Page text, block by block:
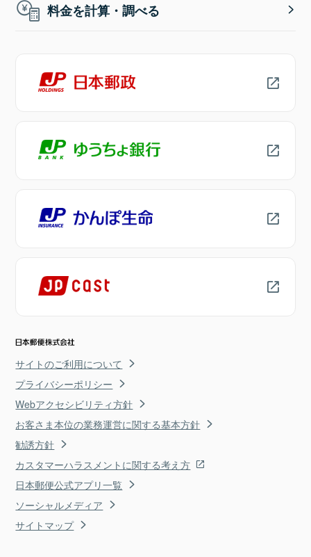
料金を計算・調べる
サイトのご利用について
プライバシーポリシー
Webアクセシビリティ方針
お客さま本位の業務運営に関する基本方針
勧誘方針
カスタマーハラスメントに関する考え方
日本郵便公式アプリ一覧
ソーシャルメディア
サイトマップ